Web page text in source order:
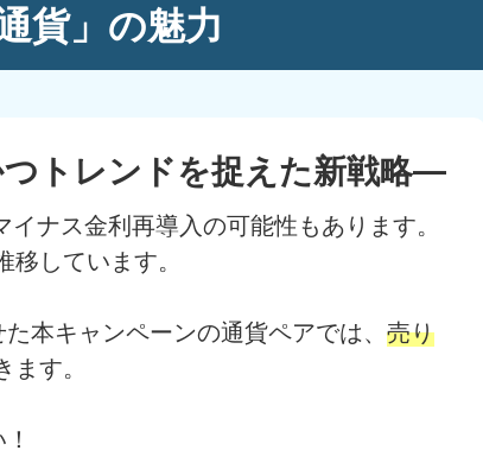
貨」の魅力
トレンドを捉えた新戦略―
ナス金利再導入の可能性もあります。
しています。
本キャンペーンの通貨ペアでは、 売り
す。